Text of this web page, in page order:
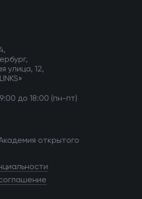
улица, 12,
до 18:00 (пн-пт)
открытого